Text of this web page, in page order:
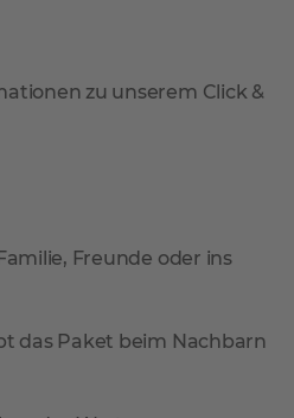
zu unserem Click &
Freunde oder ins
das Paket beim Nachbarn